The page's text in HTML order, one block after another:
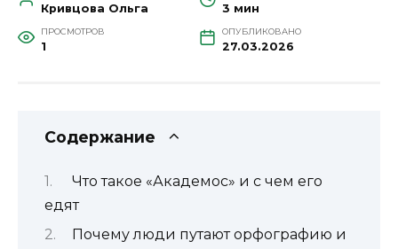
Кривцова Ольга 3 мин
ПРОСМОТРОВ
1
ОПУБЛИКОВАНО
27.03.2026
Содержание
Что такое «Академос» и с чем его
едят
Почему люди путают орфографию и